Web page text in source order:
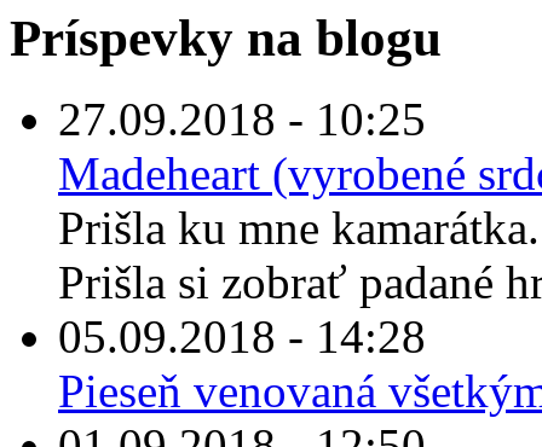
Príspevky na blogu
27.09.2018 - 10:25
Madeheart (vyrobené
Prišla ku mne
Prišla si zobrať padané
05.09.2018 - 14:28
Pieseň venovaná